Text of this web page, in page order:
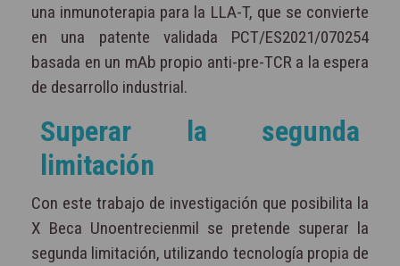
una inmunoterapia para la LLA-T, que se convierte
en una patente validada PCT/ES2021/070254
basada en un mAb propio anti-pre-TCR a la espera
de desarrollo industrial.
Superar la segunda
limitación
Con este trabajo de investigación que posibilita la
X Beca Unoentrecienmil se pretende superar la
segunda limitación, utilizando tecnología propia de